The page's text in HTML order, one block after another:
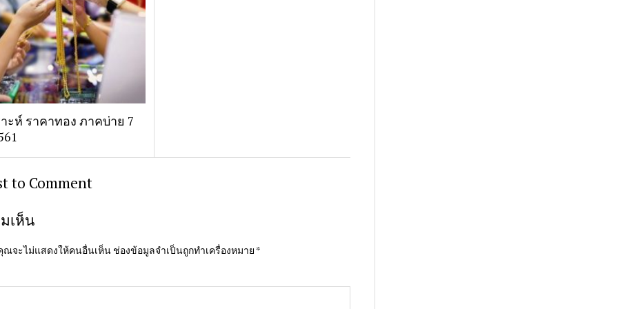
ะห์ ราคาทอง ภาคบ่าย 7
to Comment
เห็น
ณจะไม่แสดงให้คนอื่นเห็น ช่องข้อมูลจำเป็นถูกทำเครื่องหมาย *